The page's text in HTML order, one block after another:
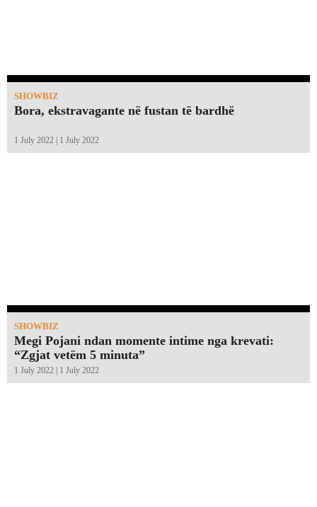
SHOWBIZ
Bora, ekstravagante në fustan të bardhë
1 July 2022 | 1 July 2022
SHOWBIZ
Megi Pojani ndan momente intime nga krevati:
“Zgjat vetëm 5 minuta”￼
1 July 2022 | 1 July 2022